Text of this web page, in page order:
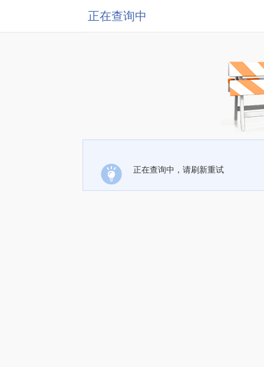
正在查询中
正在查询中，请刷新重试